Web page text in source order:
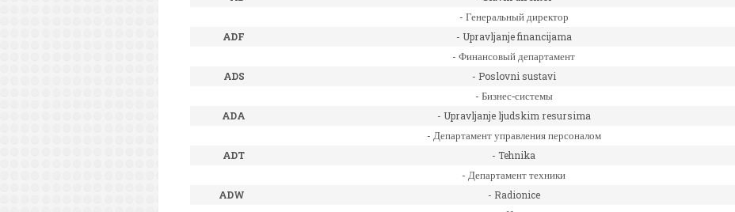
- Генеральный директор
ADF
- Upravljanje financijama
- Финансовый департамент
ADS
- Poslovni sustavi
- Бизнес-системы
ADA
- Upravljanje ljudskim resursima
- Департамент управления персоналом
ADT
- Tehnika
- Департамент техники
ADW
- Radionice